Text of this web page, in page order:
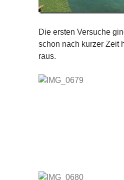
Die ersten Versuche
schon nach kurzer Zeit
raus.